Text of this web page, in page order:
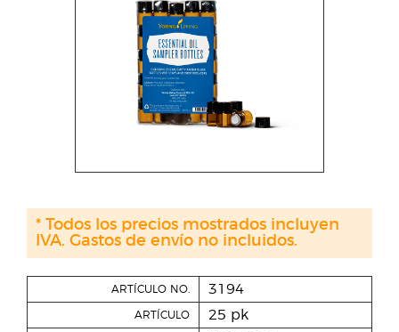
ARTÍCULO NO. 3194
ARTÍCULO 25 pk
* Todos los precios mostrados incluyen
IVA. Gastos de envío no incluidos.